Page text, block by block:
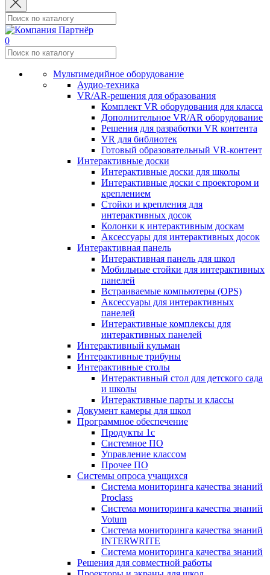
0
Мультимедийное оборудование
Аудио-техника
VR/AR-решения для образования
Комплект VR оборудования для класса
Дополнительное VR/AR оборудование
Решения для разработки VR контента
VR для библиотек
Готовый образовательный VR-контент
Интерактивные доски
Интерактивные доски для школы
Интерактивные доски с проектором и
креплением
Стойки и крепления для
интерактивных досок
Колонки к интерактивным доскам
Аксессуары для интерактивных досок
Интерактивная панель
Интерактивная панель для школ
Мобильные стойки для интерактивных
панелей
Встраиваемые компьютеры (OPS)
Аксессуары для интерактивных
панелей
Интерактивные комплексы для
интерактивных панелей
Интерактивный кульман
Интерактивные трибуны
Интерактивные столы
Интерактивный стол для детского сада
и школы
Интерактивные парты и классы
Документ камеры для школ
Программное обеспечение
Продукты 1с
Системное ПО
Управление классом
Прочее ПО
Системы опроса учащихся
Система мониторинга качества знаний
Proclass
Система мониторинга качества знаний
Votum
Система мониторинга качества знаний
INTERWRITE
Система мониторинга качества знаний
Решения для совместной работы